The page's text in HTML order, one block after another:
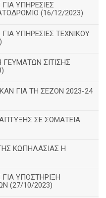
ΥΠΗΡΕΣΙΕΣ
(16/12/2023)
ΥΠΗΡΕΣΙΕΣ ΤΕΧΝΙΚΟΥ
ΣΙΤΙΣΗΣ
ΓΙΑ ΤΗ ΣΕΖΟΝ 2023-24
ΣΕ ΣΩΜΑΤΕΙΑ
ΚΩΠΗΛΑΣΙΑΣ Η
ΥΠΟΣΤΗΡΙΞΗ
(27/10/2023)